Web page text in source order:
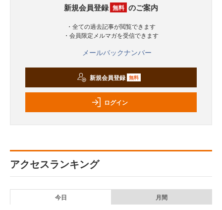
新規会員登録 無料 のご案内
・全ての過去記事が閲覧できます
・会員限定メルマガを受信できます
メールバックナンバー
新規会員登録 無料
ログイン
アクセスランキング
今日 月間